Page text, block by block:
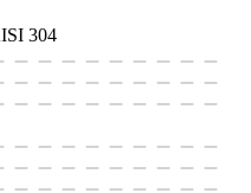
304